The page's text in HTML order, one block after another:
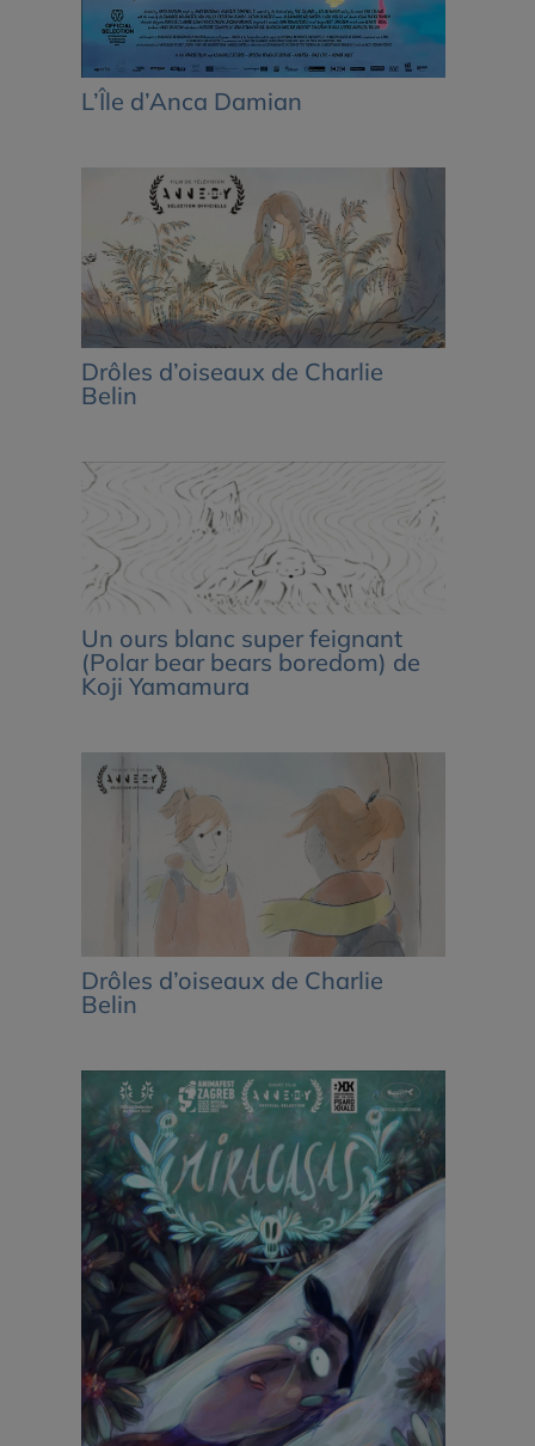
L’Île d’Anca Damian
Drôles d’oiseaux de Charlie
Belin
Un ours blanc super feignant
(Polar bear bears boredom) de
Koji Yamamura
Drôles d’oiseaux de Charlie
Belin